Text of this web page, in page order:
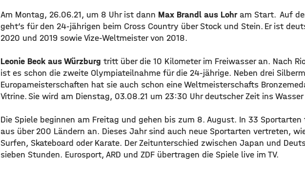
Am Montag, 26.06.21, um 8 Uhr ist dann Max Brandl aus Lohram Start. Auf
geht’s für den 24-jährigen beim Cross Country über Stock und Stein. Er ist
2020 und 2019 sowie Vize-Weltmeister von 2018.
Leonie Beck aus Würzburg tritt über die 10 Kilometer im Freiwasser an. Nach
ist es schon die zweite Olympiateilnahme für die 24-jährige. Neben drei
Europameisterschaften hat sie auch schon eine Weltmeisterschafts
Vitrine. Sie wird am Dienstag, 03.08.21 um 23:30 Uhr deutscher Zeit ins Wasser
Die Spiele beginnen am Freitag und gehen bis zum 8. August. In 33
aus über 200 Ländern an. Dieses Jahr sind auch neue Sportarten vertreten,
Surfen, Skateboard oder Karate. Der Zeitunterschied zwischen Japan und
sieben Stunden. Eurosport, ARD und ZDF übertragen die Spiele live im TV.